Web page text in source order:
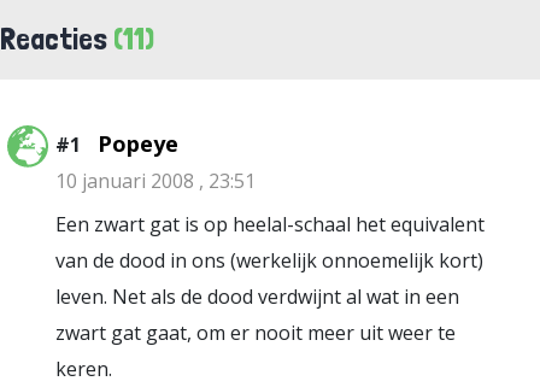
Reacties (11)
#1 Popeye
10 januari 2008 , 23:51
Een zwart gat is op heelal-schaal het equivalent
van de dood in ons (werkelijk onnoemelijk kort)
leven. Net als de dood verdwijnt al wat in een
zwart gat gaat, om er nooit meer uit weer te
keren.